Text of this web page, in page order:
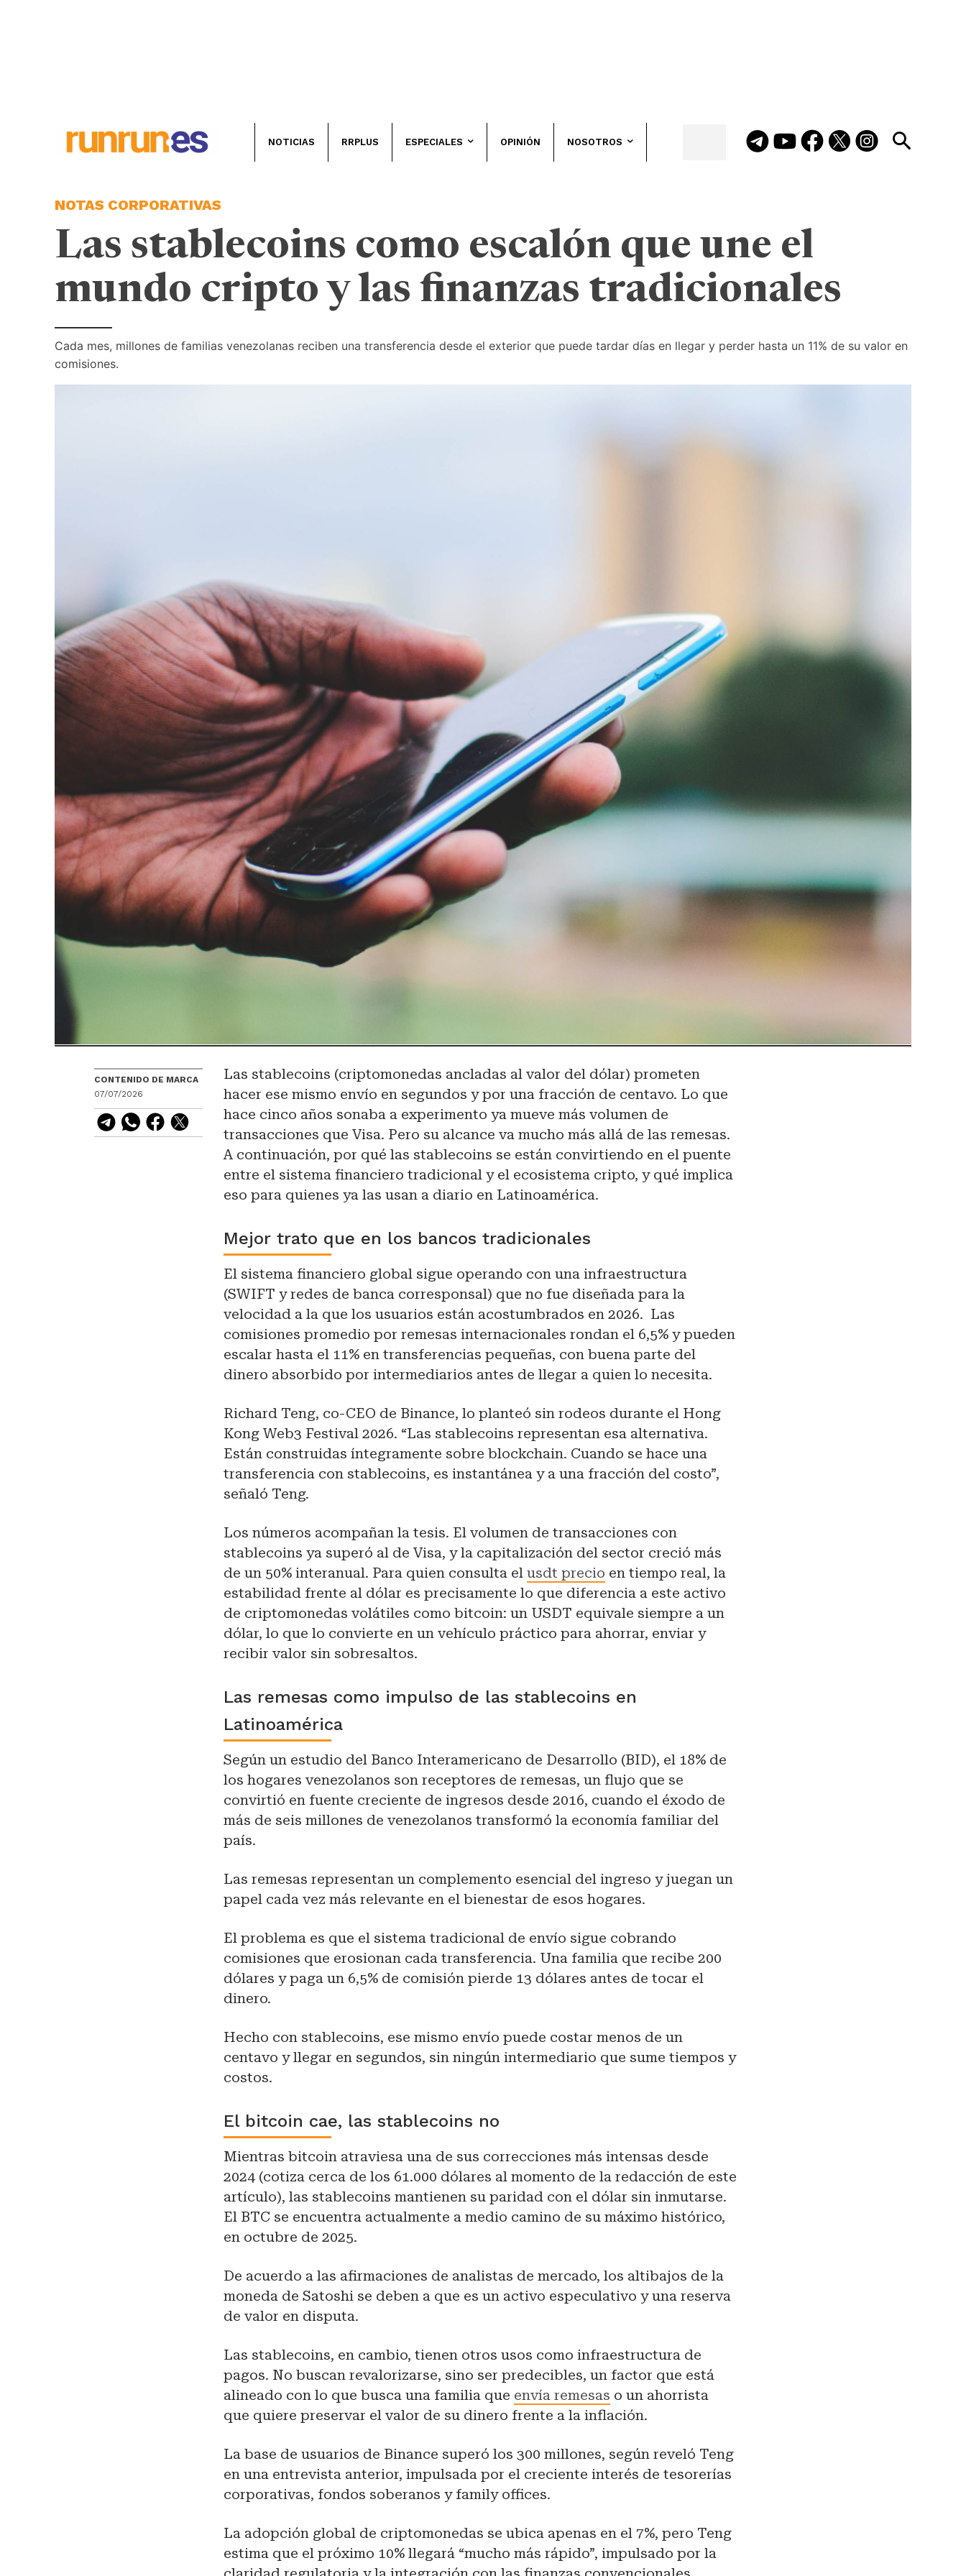
NOTICIAS RRPLUS ESPECIALES OPINIÓN NOSOTROS
NOTAS CORPORATIVAS
Las stablecoins como escalón que une el
mundo cripto y las finanzas tradicionales
Cada mes, millones de familias venezolanas reciben una transferencia desde el exterior que puede tardar días en llegar y perder hasta un 11% de su valor en
comisiones.
CONTENIDO DE MARCA
07/07/2026
Las stablecoins (criptomonedas ancladas al valor del dólar) prometen
hacer ese mismo envío en segundos y por una fracción de centavo. Lo que
hace cinco años sonaba a experimento ya mueve más volumen de
transacciones que Visa. Pero su alcance va mucho más allá de las remesas.
A continuación, por qué las stablecoins se están convirtiendo en el puente
entre el sistema financiero tradicional y el ecosistema cripto, y qué implica
eso para quienes ya las usan a diario en Latinoamérica.
Mejor trato que en los bancos tradicionales
El sistema financiero global sigue operando con una infraestructura
(SWIFT y redes de banca corresponsal) que no fue diseñada para la
velocidad a la que los usuarios están acostumbrados en 2026. Las
comisiones promedio por remesas internacionales rondan el 6,5% y pueden
escalar hasta el 11% en transferencias pequeñas, con buena parte del
dinero absorbido por intermediarios antes de llegar a quien lo necesita.
Richard Teng, co-CEO de Binance, lo planteó sin rodeos durante el Hong
Kong Web3 Festival 2026. “Las stablecoins representan esa alternativa.
Están construidas íntegramente sobre blockchain. Cuando se hace una
transferencia con stablecoins, es instantánea y a una fracción del costo”,
señaló Teng.
Los números acompañan la tesis. El volumen de transacciones con
stablecoins ya superó al de Visa, y la capitalización del sector creció más
de un 50% interanual. Para quien consulta elusdt precio en tiempo real, la
estabilidad frente al dólar es precisamente lo que diferencia a este activo
de criptomonedas volátiles como bitcoin: un USDT equivale siempre a un
dólar, lo que lo convierte en un vehículo práctico para ahorrar, enviar y
recibir valor sin sobresaltos.
Las remesas como impulso de las stablecoins en
Latinoamérica
Según un estudio del Banco Interamericano de Desarrollo (BID), el 18% de
los hogares venezolanos son receptores de remesas, un flujo que se
convirtió en fuente creciente de ingresos desde 2016, cuando el éxodo de
más de seis millones de venezolanos transformó la economía familiar del
país.
Las remesas representan un complemento esencial del ingreso y juegan un
papel cada vez más relevante en el bienestar de esos hogares.
El problema es que el sistema tradicional de envío sigue cobrando
comisiones que erosionan cada transferencia. Una familia que recibe 200
dólares y paga un 6,5% de comisión pierde 13 dólares antes de tocar el
dinero.
Hecho con stablecoins, ese mismo envío puede costar menos de un
centavo y llegar en segundos, sin ningún intermediario que sume tiempos y
costos.
El bitcoin cae, las stablecoins no
Mientras bitcoin atraviesa una de sus correcciones más intensas desde
2024 (cotiza cerca de los 61.000 dólares al momento de la redacción de este
artículo), las stablecoins mantienen su paridad con el dólar sin inmutarse.
El BTC se encuentra actualmente a medio camino de su máximo histórico,
en octubre de 2025.
De acuerdo a las afirmaciones de analistas de mercado, los altibajos de la
moneda de Satoshi se deben a que es un activo especulativo y una reserva
de valor en disputa.
Las stablecoins, en cambio, tienen otros usos como infraestructura de
pagos. No buscan revalorizarse, sino ser predecibles, un factor que está
alineado con lo que busca una familia que envía remesas o un ahorrista
que quiere preservar el valor de su dinero frente a la inflación.
La base de usuarios de Binance superó los 300 millones, según reveló Teng
en una entrevista anterior, impulsada por el creciente interés de tesorerías
corporativas, fondos soberanos y family offices.
La adopción global de criptomonedas se ubica apenas en el 7%, pero Teng
estima que el próximo 10% llegará “mucho más rápido”, impulsado por la